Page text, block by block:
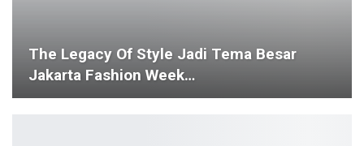
The Legacy Of Style Jadi Tema Besar
Jakarta Fashion Week…